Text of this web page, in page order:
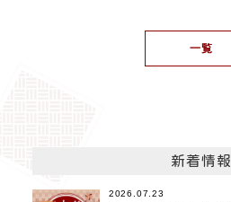
一覧
新着情報
2026.07.23